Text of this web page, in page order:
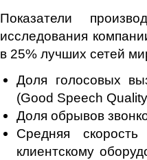
Показатели
исследования
в 25% лучших сетей
Доля голосовых
(Good Speech
Доля обрывов
Средняя
клиентскому